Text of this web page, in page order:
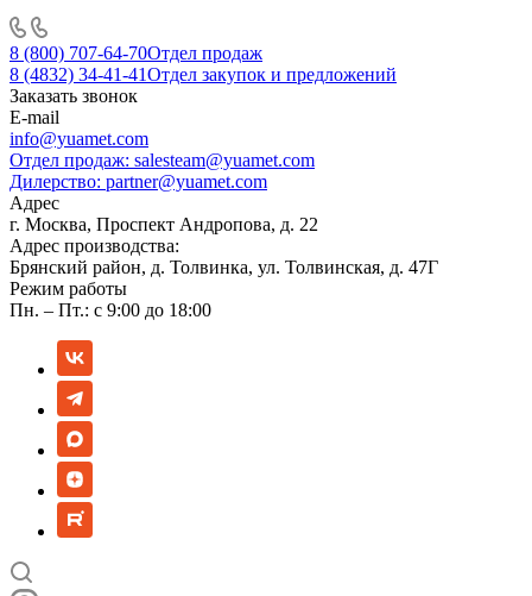
8 (800) 707-64-70Отдел продаж
8 (4832) 34-41-41Отдел закупок и предложений
Заказать звонок
E-mail
info@yuamet.com
Отдел продаж: salesteam@yuamet.com
Дилерство: partner@yuamet.com
Адрес
г. Москва, Проспект Андропова, д. 22
Адрес производства:
Брянский район, д. Толвинка, ул. Толвинская, д. 47Г
Режим работы
Пн. – Пт.: с 9:00 до 18:00